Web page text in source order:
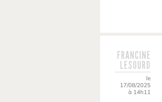
FRANCINE
LESOURD
le
17/08/2025
à 14h11